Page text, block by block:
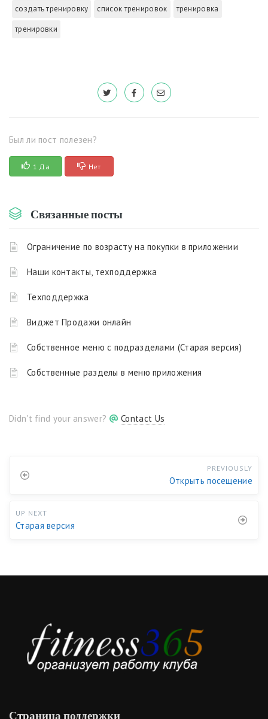
создать тренировку
список тренировок
тренировка
тренировки
Был ли пост полезен?
1 Да Нет
Связанные посты
Ограничение по возрасту на покупки в приложении
Наши контакты, техподдержка
Техподдержка
Виджет Продажи онлайн
Собственное меню с подразделами (Старая версия)
Собственные разделы в меню приложения
Didn't find your answer? Contact Us
PREVIOUSLY
Открыть посещение
UP NEXT
Старая версия
Страница поддержки